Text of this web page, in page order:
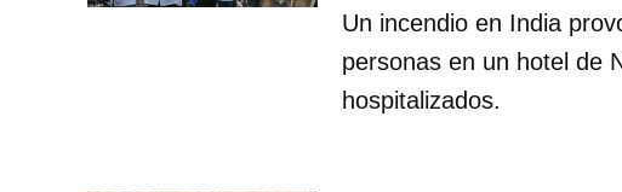
Un incendio en India
personas en un hotel de
hospitalizados.